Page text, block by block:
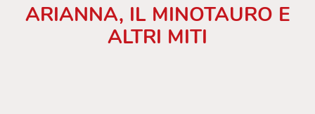
ARIANNA, IL MINOTAURO E
ALTRI MITI